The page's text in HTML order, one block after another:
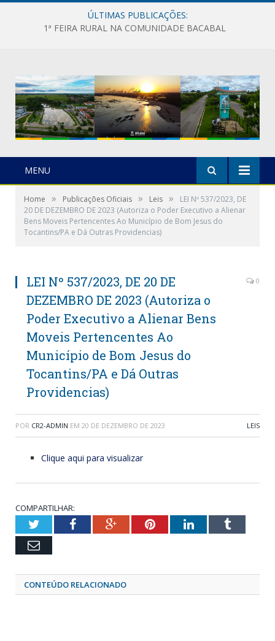
ÚLTIMAS PUBLICAÇÕES:
1ª FEIRA RURAL NA COMUNIDADE BACABAL
MENU
Home » Publicações Oficiais » Leis »
LEI Nº 537/2023, DE
20 DE DEZEMBRO DE 2023 (Autoriza o Poder Executivo a Alienar
Bens Moveis Pertencentes Ao Município de Bom Jesus do
Tocantins/PA e Dá Outras Providencias)
LEI Nº 537/2023, DE 20 DE
DEZEMBRO DE 2023 (Autoriza o
Poder Executivo a Alienar Bens
Moveis Pertencentes Ao
Município de Bom Jesus do
Tocantins/PA e Dá Outras
Providencias)
0
POR CR2-ADMIN EM 20 DE DEZEMBRO DE 2023 LEIS
Clique aqui para visualizar
COMPARTILHAR:
TwitterFacebookGoogle+PinterestLinkedInTumblr
Email
CONTEÚDO RELACIONADO